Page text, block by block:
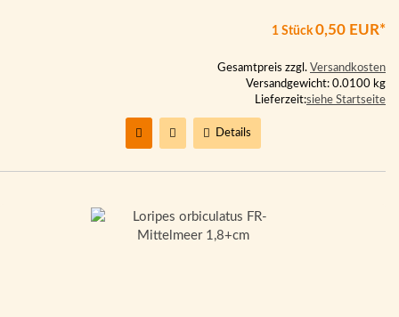
1 Stück0,50 EUR*
Gesamtpreis zzgl. Versandkosten
Versandgewicht: 0.0100 kg
Lieferzeit:siehe Startseite
Details